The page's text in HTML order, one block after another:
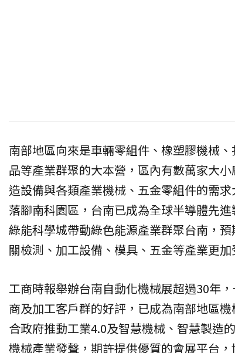
南部地區向來是車輛零組件、橡塑膠機械
品等產業群聚的大本營，區內有數萬家大
造設備與各類產業機械、五金零組件的需
落腳南科園區，台南已成為全球半導體先
綠能科學城帶動綠色能源產業群聚台南，
關檢測、加工設備、模具、五金等產業更加
工商時報舉辦台南自動化機械展超過30年
商及加工客戶群的好評，已成為南部地區
合政府推動工業4.0及智慧機械、智慧製造
機械產業發聲，期許提供優質的會展平台